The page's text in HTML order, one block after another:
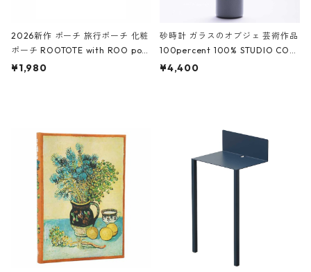
2026新作 ポーチ 旅行ポーチ 化粧
ポーチ ROOTOTE with ROO pou
ch 3532 ルートート WR.ポーチ.ラ
¥1,980
砂時計 ガラスのオブジェ 芸術作品
100percent 100% STUDIO COH
AKU Timeless 100パーセント ス
¥4,400